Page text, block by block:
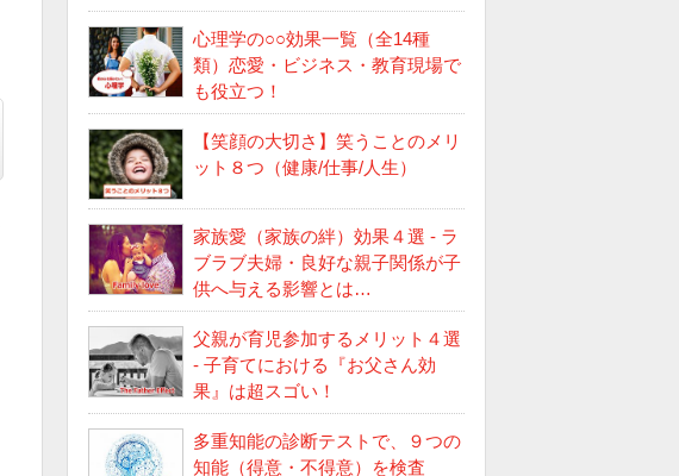
心理学の○○効果一覧（全14種
類）恋愛・ビジネス・教育現場で
も役立つ！
【笑顔の大切さ】笑うことのメリ
ット８つ（健康/仕事/人生）
家族愛（家族の絆）効果４選 - ラ
ブラブ夫婦・良好な親子関係が子
供へ与える影響とは…
父親が育児参加するメリット４選
- 子育てにおける『お父さん効
果』は超スゴい！
多重知能の診断テストで、９つの
知能（得意・不得意）を検査